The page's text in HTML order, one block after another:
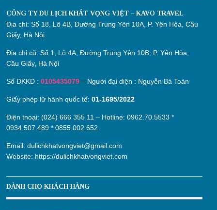
CÔNG TY DU LỊCH KHÁT VỌNG VIỆT – KAVO TRAVEL
Địa chỉ:Số 18, Lô 4B, Đường Trung Yên 10A, P. Yên Hòa, Cầu
Giấy, Hà Nội
Địa chỉ cũ:Số 1, Lô 4A, Đường Trung Yên 10B, P. Yên Hòa,
Cầu Giấy, Hà Nội
Số ĐKKD :0105435079 – Người đại diện : Nguyễn Bá Toàn
Giấy phép lữ hành quốc tế:01-1695/2022
Điện thoại: (024) 666 355 11 – Hotline:0962.70.5533 *
0934.507.489 *0855.002.652
Email:dulichkhatvongviet@gmail.com
Website: https://dulichkhatvongviet.com
DÀNH CHO KHÁCH HÀNG